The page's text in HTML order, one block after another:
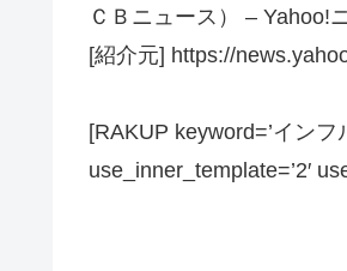
ＣＢニュース） – Yahoo!
[紹介元] https://
[RAKUP keyword=’インフ
use_inner_template=’2′